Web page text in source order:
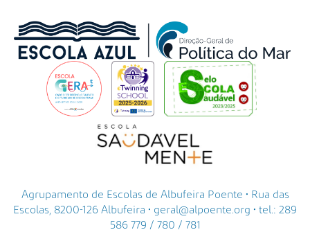
Agrupamento de Escolas de Albufeira Poente • Rua das
Escolas, 8200-126 Albufeira • geral@alpoente.org • tel.: 289
586 779 / 780 / 781